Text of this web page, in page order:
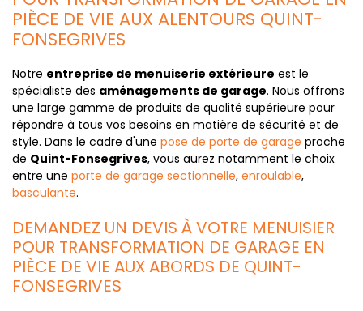
PIÈCE DE VIE AUX ALENTOURS QUINT-
FONSEGRIVES
Notre entreprise de menuiserie extérieure est le
spécialiste des aménagements de garage. Nous offrons
une large gamme de produits de qualité supérieure pour
répondre à tous vos besoins en matière de sécurité et de
style. Dans le cadre d'une pose de porte de garage proche
de Quint-Fonsegrives, vous aurez notamment le choix
entre une porte de garage sectionnelle, enroulable,
basculante.
DEMANDEZ UN DEVIS À VOTRE MENUISIER
POUR TRANSFORMATION DE GARAGE EN
PIÈCE DE VIE AUX ABORDS DE QUINT-
FONSEGRIVES